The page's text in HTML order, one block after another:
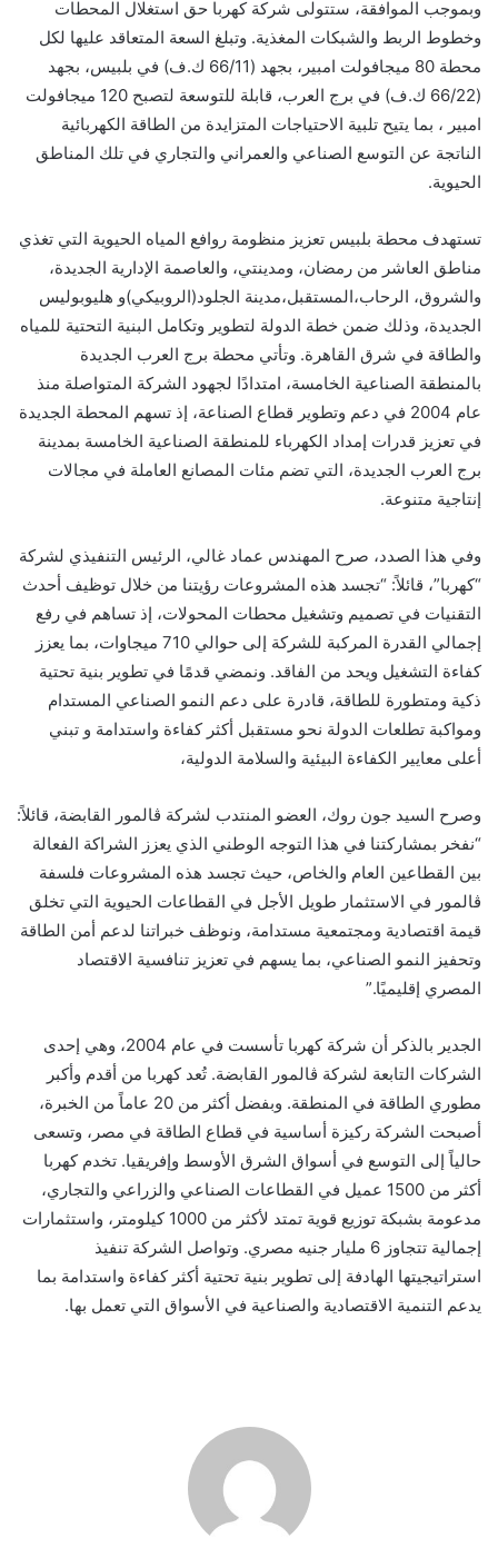
وبموجب الموافقة، ستتولى شركة كهربا حق استغلال المحطات
وخطوط الربط والشبكات المغذية. وتبلغ السعة المتعاقد عليها لكل
محطة 80 ميجافولت امبير، بجهد (66/11 ك.ف) في بلبيس، بجهد
(66/22 ك.ف) في برج العرب، قابلة للتوسعة لتصبح 120 ميجافولت
امبير ، بما يتيح تلبية الاحتياجات المتزايدة من الطاقة الكهربائية
الناتجة عن التوسع الصناعي والعمراني والتجاري في تلك المناطق
الحيوية.
تستهدف محطة بلبيس تعزيز منظومة روافع المياه الحيوية التي تغذي
مناطق العاشر من رمضان، ومدينتي، والعاصمة الإدارية الجديدة،
والشروق، الرحاب،المستقبل،مدينة الجلود(الروبيكي)و هليوبوليس
الجديدة، وذلك ضمن خطة الدولة لتطوير وتكامل البنية التحتية للمياه
والطاقة في شرق القاهرة. وتأتي محطة برج العرب الجديدة
بالمنطقة الصناعية الخامسة، امتدادًا لجهود الشركة المتواصلة منذ
عام 2004 في دعم وتطوير قطاع الصناعة، إذ تسهم المحطة الجديدة
في تعزيز قدرات إمداد الكهرباء للمنطقة الصناعية الخامسة بمدينة
برج العرب الجديدة، التي تضم مئات المصانع العاملة في مجالات
إنتاجية متنوعة.
وفي هذا الصدد، صرح المهندس عماد غالي، الرئيس التنفيذي لشركة
“كهربا”، قائلاً: “تجسد هذه المشروعات رؤيتنا من خلال توظيف أحدث
التقنيات في تصميم وتشغيل محطات المحولات، إذ تساهم في رفع
إجمالي القدرة المركبة للشركة إلى حوالي 710 ميجاوات، بما يعزز
كفاءة التشغيل ويحد من الفاقد. ونمضي قدمًا في تطوير بنية تحتية
ذكية ومتطورة للطاقة، قادرة على دعم النمو الصناعي المستدام
ومواكبة تطلعات الدولة نحو مستقبل أكثر كفاءة واستدامة و تبني
أعلى معايير الكفاءة البيئية والسلامة الدولية،
وصرح السيد جون روك، العضو المنتدب لشركة ڤالمور القابضة، قائلاً:
“نفخر بمشاركتنا في هذا التوجه الوطني الذي يعزز الشراكة الفعالة
بين القطاعين العام والخاص، حيث تجسد هذه المشروعات فلسفة
ڤالمور في الاستثمار طويل الأجل في القطاعات الحيوية التي تخلق
قيمة اقتصادية ومجتمعية مستدامة، ونوظف خبراتنا لدعم أمن الطاقة
وتحفيز النمو الصناعي، بما يسهم في تعزيز تنافسية الاقتصاد
المصري إقليميًا.”
الجدير بالذكر أن شركة كهربا تأسست في عام 2004، وهي إحدى
الشركات التابعة لشركة ڤالمور القابضة. تُعد كهربا من أقدم وأكبر
مطوري الطاقة في المنطقة. وبفضل أكثر من 20 عاماً من الخبرة،
أصبحت الشركة ركيزة أساسية في قطاع الطاقة في مصر، وتسعى
حالياً إلى التوسع في أسواق الشرق الأوسط وإفريقيا. تخدم كهربا
أكثر من 1500 عميل في القطاعات الصناعي والزراعي والتجاري،
مدعومة بشبكة توزيع قوية تمتد لأكثر من 1000 كيلومتر، واستثمارات
إجمالية تتجاوز 6 مليار جنيه مصري. وتواصل الشركة تنفيذ
استراتيجيتها الهادفة إلى تطوير بنية تحتية أكثر كفاءة واستدامة بما
يدعم التنمية الاقتصادية والصناعية في الأسواق التي تعمل بها.